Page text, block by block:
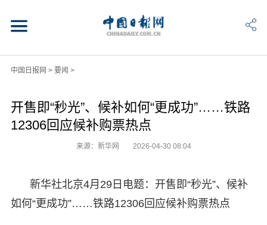
中国日报网 > 要闻 >
开售即“秒光”、候补如何“更成功”……铁路
12306回应候补购票热点
来源：新华网 2026-04-30 08:04
新华社北京4月29日电题：开售即“秒光”、候补
如何“更成功”……铁路12306回应候补购票热点